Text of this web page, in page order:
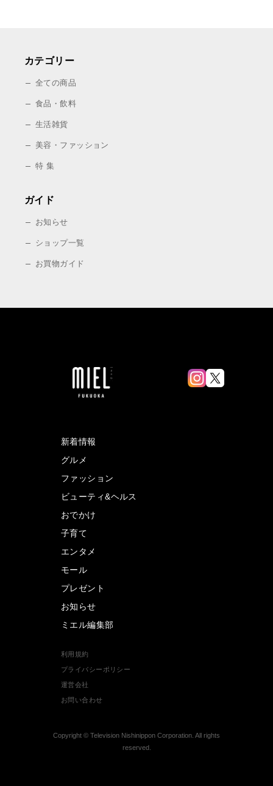
カテゴリー
全ての商品
食品・飲料
生活雑貨
美容・ファッション
特 集
ガイド
お知らせ
ショップ一覧
お買物ガイド
新着情報
グルメ
ファッション
ビューティ&ヘルス
おでかけ
子育て
エンタメ
モール
プレゼント
お知らせ
ミエル編集部
利用規約
プライバシーポリシー
運営会社
お問い合わせ
Copyright © Television Nishinippon Corporation. All rights
reserved.